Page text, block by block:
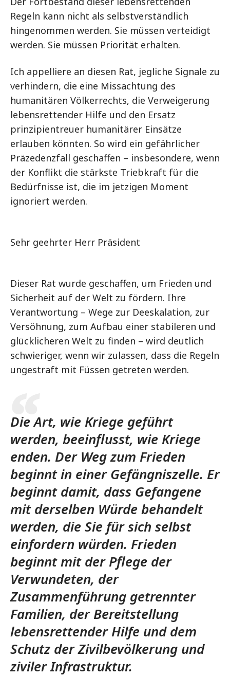
Regeln kann nicht als selbstverständlich
hingenommen werden. Sie müssen verteidigt
werden. Sie müssen Priorität erhalten.
Ich appelliere an diesen Rat, jegliche Signale zu
verhindern, die eine Missachtung des
humanitären Völkerrechts, die Verweigerung
lebensrettender Hilfe und den Ersatz
prinzipientreuer humanitärer Einsätze
erlauben könnten. So wird ein gefährlicher
Präzedenzfall geschaffen – insbesondere, wenn
der Konflikt die stärkste Triebkraft für die
Bedürfnisse ist, die im jetzigen Moment
ignoriert werden.
Sehr geehrter Herr Präsident
Dieser Rat wurde geschaffen, um Frieden und
Sicherheit auf der Welt zu fördern. Ihre
Verantwortung – Wege zur Deeskalation, zur
Versöhnung, zum Aufbau einer stabileren und
glücklicheren Welt zu finden – wird deutlich
schwieriger, wenn wir zulassen, dass die Regeln
ungestraft mit Füssen getreten werden.
Die Art, wie Kriege geführt
werden, beeinflusst, wie Kriege
enden. Der Weg zum Frieden
beginnt in einer Gefängniszelle. Er
beginnt damit, dass Gefangene
mit derselben Würde behandelt
werden, die Sie für sich selbst
einfordern würden. Frieden
beginnt mit der Pflege der
Verwundeten, der
Zusammenführung getrennter
Familien, der Bereitstellung
lebensrettender Hilfe und dem
Schutz der Zivilbevölkerung und
ziviler Infrastruktur.